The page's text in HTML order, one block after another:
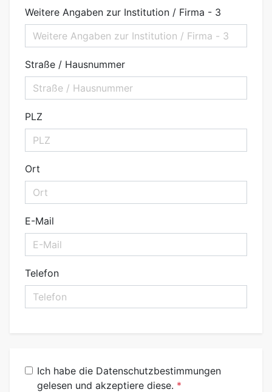
Weitere Angaben zur Institution / Firma - 3
Straße / Hausnummer
PLZ
Ort
E-Mail
Telefon
Ich habe die Datenschutzbestimmungen
gelesen und akzeptiere diese.